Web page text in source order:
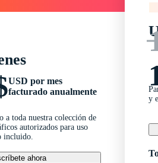
USD por mes
facturado anualmente
a toda nuestra colección de
autorizados para uso
incluido.
ahora
y